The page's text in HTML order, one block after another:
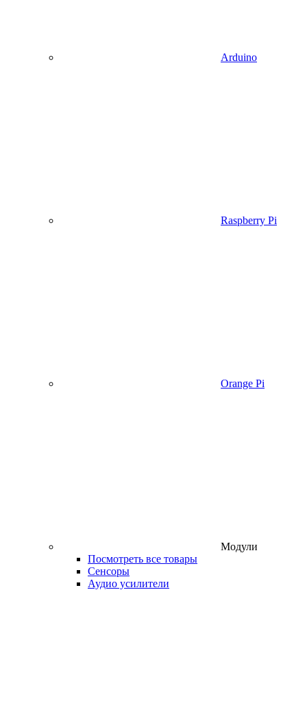
Arduino
Raspberry Pi
Orange Pi
Модули
Посмотреть все товары
Сенсоры
Аудио усилители